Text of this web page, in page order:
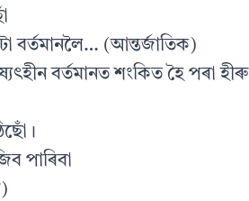
বৰ্তমানলৈ… (আন্তৰ্জাতিক)
বৰ্তমানত শংকিত হৈ পৰা
পাৰিবা